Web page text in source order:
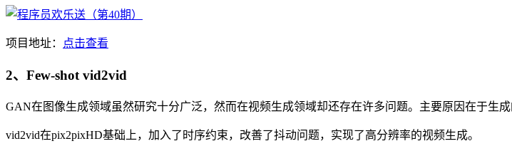
项目地址： 点击查看
2、Few-shot vid2vid
GAN在图像生成领域虽然研究十分广泛，然而在视频生成领域却还存在许多问题。主要原因在于生
vid2vid在pix2pixHD基础上，加入了时序约束，改善了抖动问题，实现了高分辨率的视频生成。